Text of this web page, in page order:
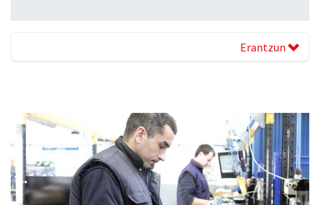
Erantzun